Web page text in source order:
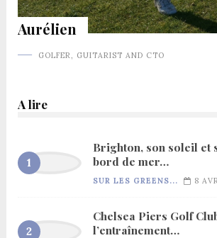
Aurélien
GOLFER, GUITARIST AND CTO
A lire
Brighton, son soleil et
bord de mer…
SUR LES GREENS... 8
Chelsea Piers Golf
l’entraînement…